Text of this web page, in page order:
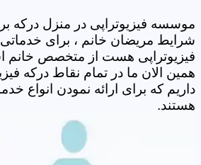
موسسه فیزیوتراپی در منزل درکه
شرایط مریضان خانم ، برای
فیزیوتراپی هست از متخصص خانم
همین الان ما در تمام نقاط درکه
داریم که برای ارائه نمودن انواع
هستند.